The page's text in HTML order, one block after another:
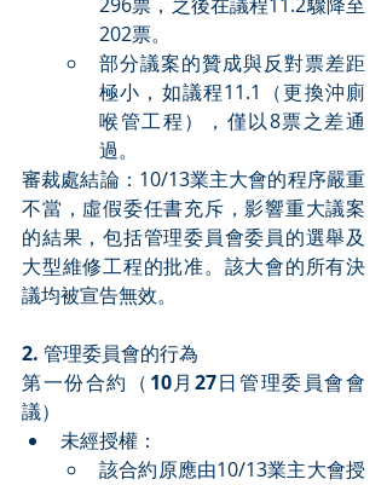
202票。
部分議案的贊成與反對票差距
極小，如議程11.1（更換沖廁
喉管工程），僅以8票之差通
過。
審裁處結論：10/13業主大會的程序嚴重
不當，虛假委任書充斥，影響重大議案
的結果，包括管理委員會委員的選舉及
大型維修工程的批准。該大會的所有決
議均被宣告無效。
2. 管理委員會的行為
第一份合約（ 10月 27日管理委員會會
議）
未經授權：
該合約原應由10/13業主大會授